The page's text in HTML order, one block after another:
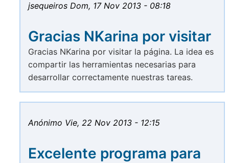
jsequeiros Dom, 17 Nov 2013 - 08:18
Gracias NKarina por visitar
Gracias NKarina por visitar la página. La idea es
compartir las herramientas necesarias para
desarrollar correctamente nuestras tareas.
Anónimo Vie, 22 Nov 2013 - 12:15
Excelente programa para